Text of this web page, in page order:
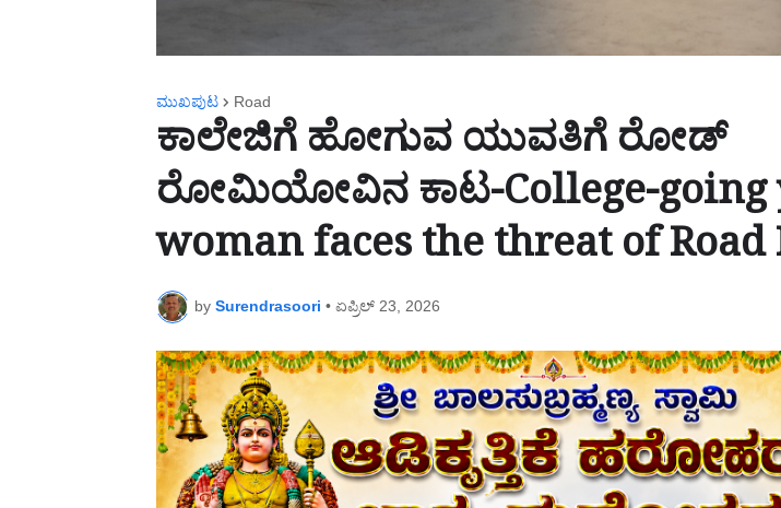
ಮುಖಪುಟ Road
ಕಾಲೇಜಿಗೆ ಹೋಗುವ ಯುವತಿಗೆ ರೋಡ್
ರೋಮಿಯೋವಿನ ಕಾಟ-College-going
woman faces the threat of Road
by Surendrasoori • ಏಪ್ರಿಲ್ 23, 2026